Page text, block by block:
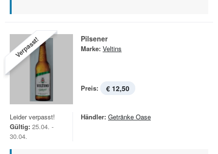
Verpasst! Pilsener
Marke: Veltins
Preis: € 12,50
Leider verpasst!
Gültig: 25.04. -
30.04.
Händler: Getränke Oase